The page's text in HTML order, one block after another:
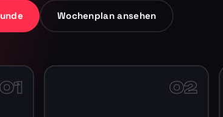
Wochenplan ansehen
01 02